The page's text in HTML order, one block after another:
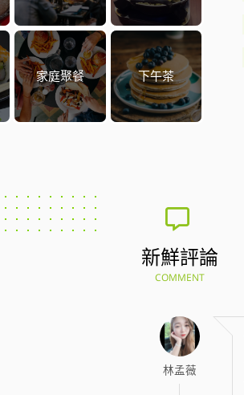
家庭聚餐 下午茶
新鮮評論
COMMENT
林孟薇